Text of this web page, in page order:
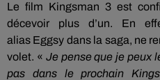
Le film Kingsman 3 est
décevoir plus d’un.
En
alias Eggsy dans la saga, ne
volet. « Je pense que je peux
pas dans le prochain